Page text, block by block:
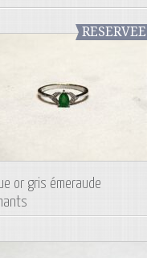
RESERVEE
or gris émeraude